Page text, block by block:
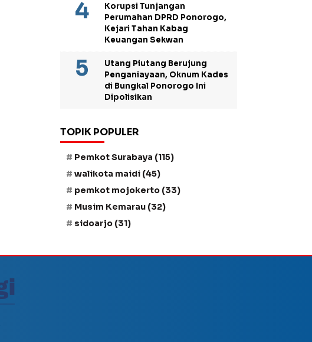
Korupsi Tunjangan
Perumahan DPRD Ponorogo,
Kejari Tahan Kabag
Keuangan Sekwan
Utang Piutang Berujung
Penganiayaan, Oknum Kades
di Bungkal Ponorogo Ini
Dipolisikan
TOPIK POPULER
Pemkot Surabaya (115)
walikota maidi (45)
pemkot mojokerto (33)
Musim Kemarau (32)
sidoarjo (31)